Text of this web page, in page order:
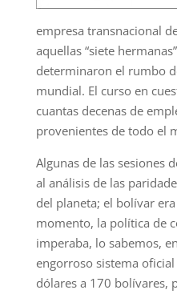
empresa transnacional
aquellas “siete
determinaron el rumbo
mundial. El curso en
cuantas decenas de
provenientes de todo el
Algunas de las sesiones
al análisis de las
del planeta; el bolívar
momento, la política de
imperaba, lo sabemos,
engorroso sistema
dólares a 170 bolívares,